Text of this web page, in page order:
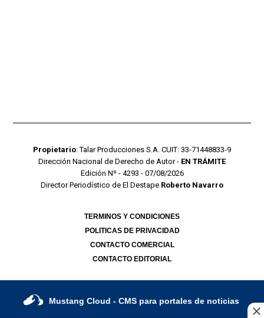
Propietario: Talar Producciones S.A. CUIT: 33-71448833-9
Dirección Nacional de Derecho de Autor - EN TRÁMITE
Edición Nº - 4293 - 07/08/2026
Director Periodístico de El Destape Roberto Navarro
TERMINOS Y CONDICIONES
POLITICAS DE PRIVACIDAD
CONTACTO COMERCIAL
CONTACTO EDITORIAL
Mustang Cloud - CMS para portales de noticias